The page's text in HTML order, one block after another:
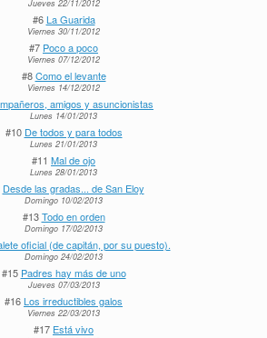
Jueves 22/11/2012
#6La Guarida
Viernes 30/11/2012
#7 Poco a poco
Viernes 07/12/2012
#8Como el levante
Viernes 14/12/2012
amigos y asuncionistas
Lunes 14/01/2013
#10 De todos y para todos
Lunes 21/01/2013
#11 Mal de ojo
Lunes 28/01/2013
Desde las gradas... de San Eloy
Domingo 10/02/2013
#13Todo en orden
Domingo 17/02/2013
oficial (de capitán, por su puesto).
Domingo 24/02/2013
#15 Padres hay más de uno
Jueves 07/03/2013
#16Los irreductibles galos
Viernes 22/03/2013
#17 Está vivo